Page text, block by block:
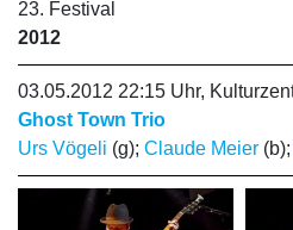
23. Festival
2012
03.05.2012 22:15 Uhr,
Ghost Town Trio
Urs Vögeli (g); Claude Meier (b);